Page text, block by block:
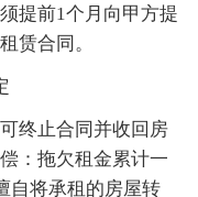
提前1个月向甲方提
赁合同。
终止合同并收回房
：拖欠租金累计一
自将承租的房屋转